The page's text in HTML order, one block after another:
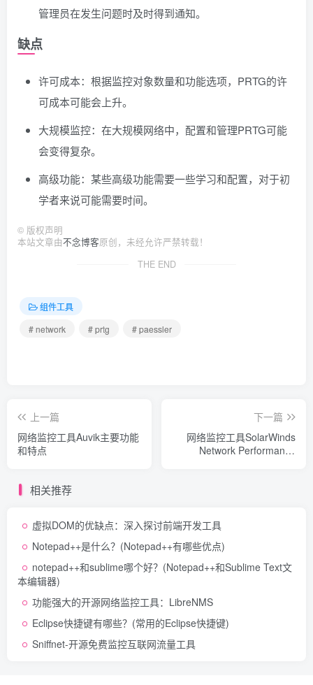
管理员在发生问题时及时得到通知。
缺点
许可成本：根据监控对象数量和功能选项，PRTG的许
可成本可能会上升。
大规模监控：在大规模网络中，配置和管理PRTG可能
会变得复杂。
高级功能：某些高级功能需要一些学习和配置，对于初
学者来说可能需要时间。
© 版权声明
本站文章由不念博客原创，未经允许严禁转载！
THE END
组件工具
# network
# prtg # paessler
上一篇
网络监控工具Auvik主要功能
和特点
下一篇
网络监控工具SolarWinds
Network Performance
相关推荐
虚拟DOM的优缺点：深入探讨前端开发工具
Notepad++是什么？(Notepad++有哪些优点)
notepad++和sublime哪个好？(Notepad++和Sublime Text文
本编辑器)
功能强大的开源网络监控工具：LibreNMS
Eclipse快捷键有哪些？(常用的Eclipse快捷键)
Sniffnet-开源免费监控互联网流量工具